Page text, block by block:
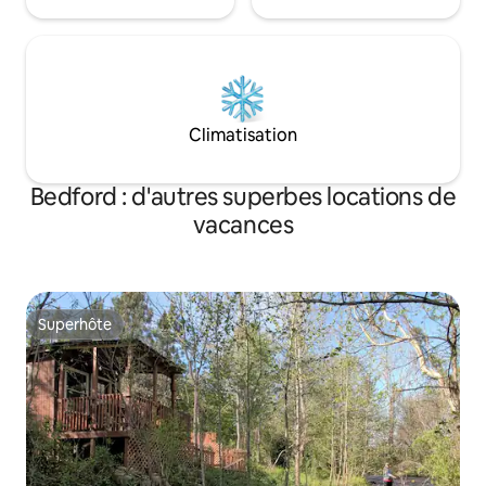
Climatisation
Bedford : d'autres superbes locations de
vacances
Superhôte
Superhôte